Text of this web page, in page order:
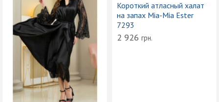
Короткий атласный халат
на запах Mia-Mia Ester
7293
2 926 грн.